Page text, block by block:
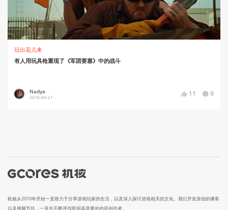
玩出花儿来
有人用玩具枪重现了《军团要塞》中的战斗
Nadya
2016-04-21 11 9
机核从2010年开始一直致力于分享游戏玩家的生活，以及深入探讨游戏相关的文化。我们开发原创的播客
以及视频节目，一直在不断寻找民间高质量的内容创作者。